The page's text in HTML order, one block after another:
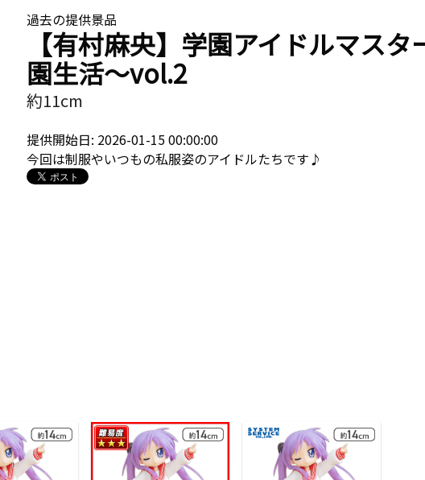
過去の提供景品
【有村麻央】学園アイドルマス
園生活〜vol.2
約11cm
提供開始日: 2026-01-15 00:00:00
今回は制服やいつもの私服姿のアイドルたちです♪